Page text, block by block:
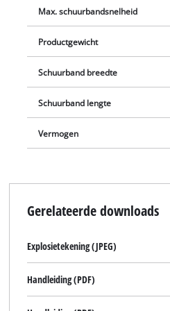
Max. schuurbandsnelheid
Productgewicht
Schuurband breedte
Schuurband lengte
Vermogen
Gerelateerde downloads
Explosietekening (JPEG)
Handleiding (PDF)